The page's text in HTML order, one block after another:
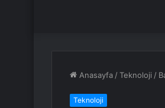
Anasayfa /Teknoloji /
Teknoloji